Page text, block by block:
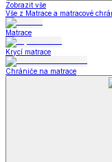
Zobrazit vše
Vše z Matrace a matracové
Matrace
Krycí matrace
Chrániče na matrace